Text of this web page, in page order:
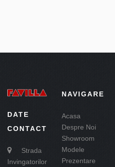
DATE
CONTACT
Strada
Invingatorilor
NAVIGARE
Acasa
Despre Noi
Showroom
Modele
Prezentare